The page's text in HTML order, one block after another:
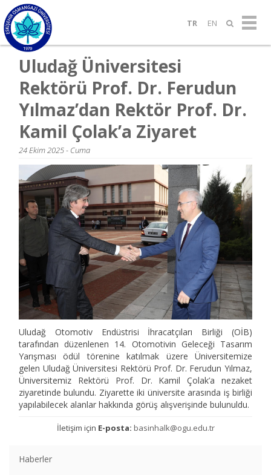
TR EN
Uludağ Üniversitesi
Rektörü Prof. Dr. Ferudun
Yılmaz’dan Rektör Prof. Dr.
Kamil Çolak’a Ziyaret
24 Ekim 2025 - Cuma
Uludağ Otomotiv Endüstrisi İhracatçıları Birliği (OİB)
tarafından düzenlenen 14. Otomotivin Geleceği Tasarım
Yarışması ödül törenine katılmak üzere Üniversitemize
gelen Uludağ Üniversitesi Rektörü Prof. Dr. Ferudun Yılmaz,
Üniversitemiz Rektörü Prof. Dr. Kamil Çolak’a nezaket
ziyaretinde bulundu. Ziyarette iki üniversite arasında iş birliği
yapılabilecek alanlar hakkında görüş alışverişinde bulunuldu.
İletişim için E-posta: basinhalk@ogu.edu.tr
Haberler